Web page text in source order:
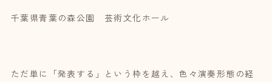
千葉県青葉の森公園 芸術文化ホール
ただ単に「発表する」という枠を越え、色々演奏形態の経